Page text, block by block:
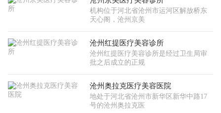
机构位于河北省沧州市运河区解放桥东
天心阁，沧州京美
沧州红提医疗美容诊所
沧州红提医疗美容诊所是经过卫生局审
批之后成立的正规
沧州奥拉克医疗美容医院
地处于河北省沧州市新华区新华中路17
号的沧州奥拉克医